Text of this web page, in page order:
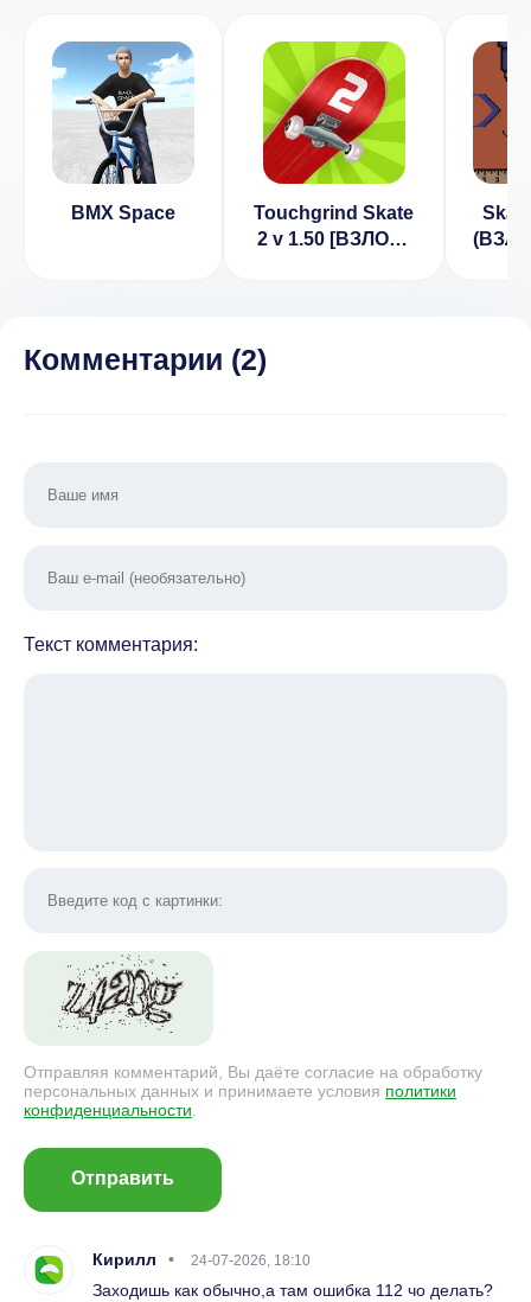
BMX Space
Touchgrind Skate
2 v 1.50 [ВЗЛОМ:
Комментарии (2)
Текст комментария:
Отправляя комментарий, Вы даёте согласие на обработку
персональных данных и принимаете условия политики
конфиденциальности
Отправить
Кирилл 24-07-2026, 18:10
Заходишь как обычно,а там ошибка 112 чо делать?